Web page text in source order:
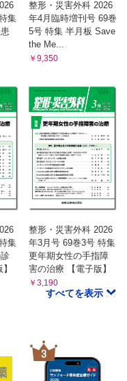
集
整形・災害外科 2026
年4月臨時増刊号 69巻
5号 特集 半月板 Save
the Me...
￥9,350
集
整形・災害外科 2026
年3月号 69巻3号 特集
更年期女性の手指障
害の治療 【電子版】
￥3,190
すべてを表示
3